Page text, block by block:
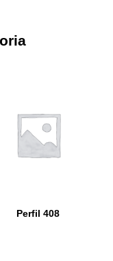
Perfil 408